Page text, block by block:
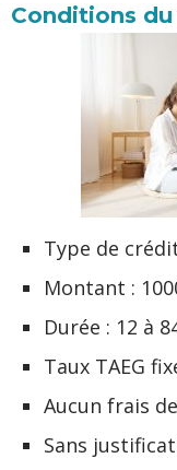
Conditions
Type de
Montant :
Durée : 12 à
Taux TAEG
Aucun frais
Sans